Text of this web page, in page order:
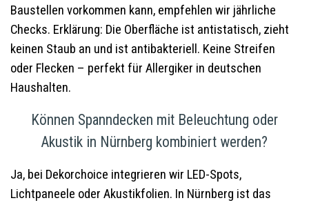
Baustellen vorkommen kann, empfehlen wir jährliche
Checks. Erklärung: Die Oberfläche ist antistatisch, zieht
keinen Staub an und ist antibakteriell. Keine Streifen
oder Flecken – perfekt für Allergiker in deutschen
Haushalten.
Können Spanndecken mit Beleuchtung oder
Akustik in Nürnberg kombiniert werden?
Ja, bei Dekorchoice integrieren wir LED-Spots,
Lichtpaneele oder Akustikfolien. In Nürnberg ist das